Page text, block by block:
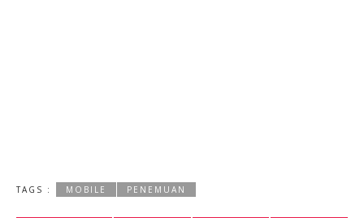
TAGS : MOBILE PENEMUAN